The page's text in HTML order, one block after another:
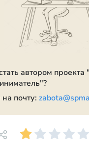
автором
почту: